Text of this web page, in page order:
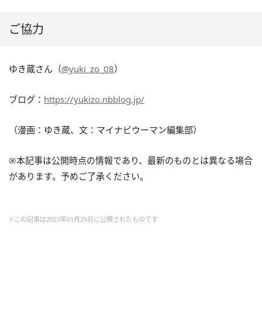
ご協力
ゆき蔵さん（@yuki_zo_08）
ブログ： https://yukizo.nbblog.jp/
（漫画：ゆき蔵、文：マイナビウーマン編集部）
※本記事は公開時点の情報であり、最新のものとは異なる場合
があります。予めご了承ください。
※この記事は2023年01月29日に公開されたものです